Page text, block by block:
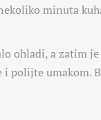
minuta
ohladi, a zatim
i polijte umakom.